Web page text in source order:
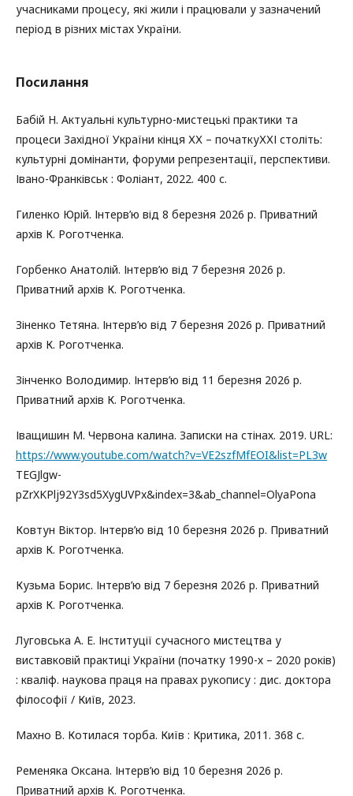
учасниками процесу, які жили і працювали у зазначений
період в різних містах України.
Посилання
Бабій Н. Актуальні культурно-мистецькі практики та
процеси Західної України кінця ХХ – початкуХХІ століть:
культурні домінанти, форуми репрезентації, перспективи.
Івано-Франківськ : Фоліант, 2022. 400 с.
Гиленко Юрій. Інтерв’ю від 8 березня 2026 р. Приватний
архів К. Роготченка.
Горбенко Анатолій. Інтерв’ю від 7 березня 2026 р.
Приватний архів К. Роготченка.
Зіненко Тетяна. Інтерв’ю від 7 березня 2026 р. Приватний
архів К. Роготченка.
Зінченко Володимир. Інтерв’ю від 11 березня 2026 р.
Приватний архів К. Роготченка.
Іващишин М. Червона калина. Записки на стінах. 2019. URL:
https://www.youtube.com/watch?v=VE2szfMfEOI&list=PL3w
TEGJlgw-
pZrXKPlj92Y3sd5XygUVPx&index=3&ab_channel=OlyaPona
Ковтун Віктор. Інтерв’ю від 10 березня 2026 р. Приватний
архів К. Роготченка.
Кузьма Борис. Інтерв’ю від 7 березня 2026 р. Приватний
архів К. Роготченка.
Луговська А. Е. Інституції сучасного мистецтва у
виставковій практиці України (початку 1990-х – 2020 років)
: кваліф. наукова праця на правах рукопису : дис. доктора
філософії / Київ, 2023.
Махно В. Котилася торба. Київ : Критика, 2011. 368 с.
Ременяка Оксана. Інтерв’ю від 10 березня 2026 р.
Приватний архів К. Роготченка.